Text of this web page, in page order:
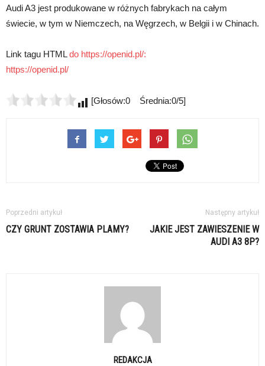
Audi A3 jest produkowane w różnych fabrykach na całym
świecie, w tym w Niemczech, na Węgrzech, w Belgii i w Chinach.
Link tagu HTMLdo https://openid.pl/:
https://openid.pl/
[Głosów:0 Średnia:0/5]
Poprzedni artykuł
CZY GRUNT ZOSTAWIA PLAMY?
Następny artykuł
JAKIE JEST ZAWIESZENIE W
AUDI A3 8P?
REDAKCJA